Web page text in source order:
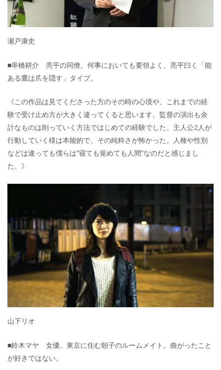
瀬戸康史
■串橋耕介 亮平の同僚。何事においても要領よく、亮平曰く「能
ある鷹は爪を隠す」タイプ。
《この作品は見てくださった方のその時の心境や、これまでの経
験で受け止め方が大きく違ってくると思います。監督の演出も余
計なものは削っていく方法ではじめての経験でした。主人公2人が
行動していく様は本能的で、その純粋さが怖かった。人種や性別
などは違っても僕らは“寝ても覚めても人間”なのだと感じまし
た。》
山下リオ
■鈴木マヤ 女優。東京に住む朝子のルームメイト。曲がったこと
が好きではない。